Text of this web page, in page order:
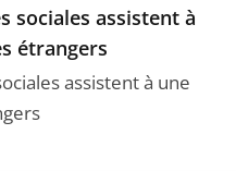
sociales assistent à
étrangers
assistent à une